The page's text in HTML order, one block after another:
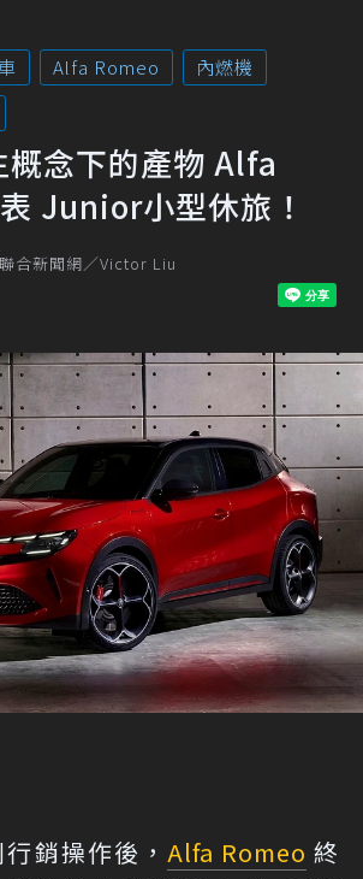
Alfa Romeo
內燃機
概念下的產物 Alfa
Junior小型休旅！
聯合新聞網／Victor Liu
銷操作後， Alfa Romeo 終